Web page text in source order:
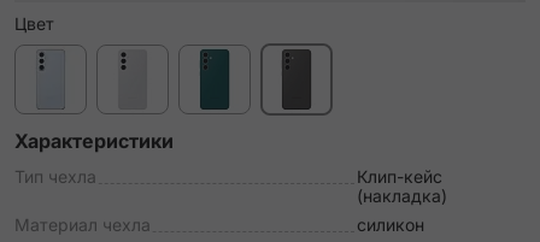
Цвет
Характеристики
Тип чехла
Клип-кейс
(накладка)
Материал чехла
силикон